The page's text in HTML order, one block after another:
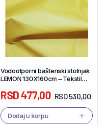
Vodootporni baštenski stolnjak
LEMON 130X160cm – Tekstil
RSD530,00
RSD477,00
Dodaj u korpu